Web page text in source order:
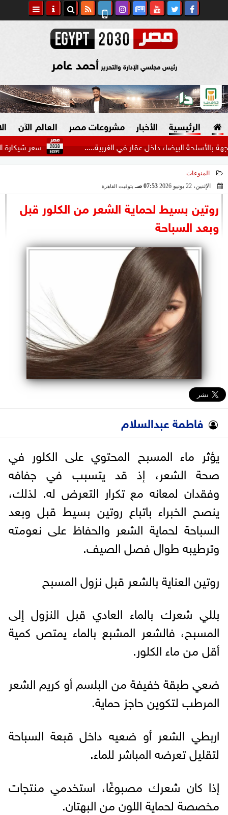
رئيس مجلسي الإدارة والتحرير أحمد عامر
الرئيسية الأخبار
السياسة
الرئاسة
البرلمان
الوزارات
الأحزاب
مشروعات مصر
صنع في مصر
العالم الآن
سعر شيكارة العلف البيضاء داخل عقار في الغربية.....
المنوعات
الإثنين، 22 يونيو 2026
07:53 صـ بتوقيت القاهرة
روتين بسيط لحماية الشعر من الكلور قبل
وبعد السباحة
فاطمة عبدالسلام
يؤثر ماء المسبح المحتوي على الكلور في
صحة الشعر، إذ قد يتسبب في جفافه
وفقدان لمعانه مع تكرار التعرض له. لذلك،
ينصح الخبراء باتباع روتين بسيط قبل وبعد
السباحة لحماية الشعر والحفاظ على نعومته
وترطيبه طوال فصل الصيف.
روتين العناية بالشعر قبل نزول المسبح
بللي شعرك بالماء العادي قبل النزول إلى
المسبح، فالشعر المشبع بالماء يمتص كمية
أقل من ماء الكلور.
ضعي طبقة خفيفة من البلسم أو كريم الشعر
المرطب لتكوين حاجز حماية.
اربطي الشعر أو ضعيه داخل قبعة السباحة
لتقليل تعرضه المباشر للماء.
إذا كان شعرك مصبوغًا، استخدمي منتجات
مخصصة لحماية اللون من البهتان.